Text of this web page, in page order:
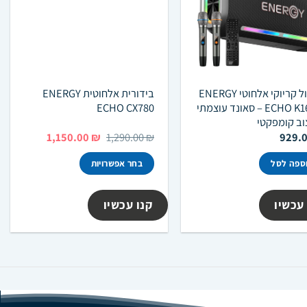
רמקול קריוקי אלחוטי ENERGY
ECHO K16 BT – סאונד עוצמתי
קומפקטי
לסל
עכשיו
בידורית אלחוטית ENERGY
ECHO CX780
1,290.00₪ המחיר
היה:
1,290.00 ₪.
1,150.00 ₪ המחיר
בחר אפשרויות
זה
יש
מספר
קנו עכשיו